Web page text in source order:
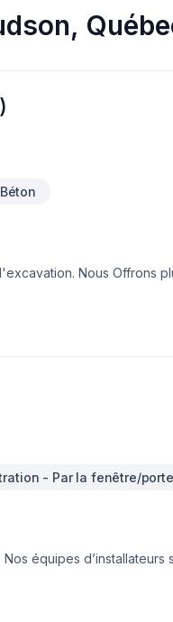
,
Nous Offrons
de vos fondations avec
- Par la fenêtre/porte
équipes d’installateurs